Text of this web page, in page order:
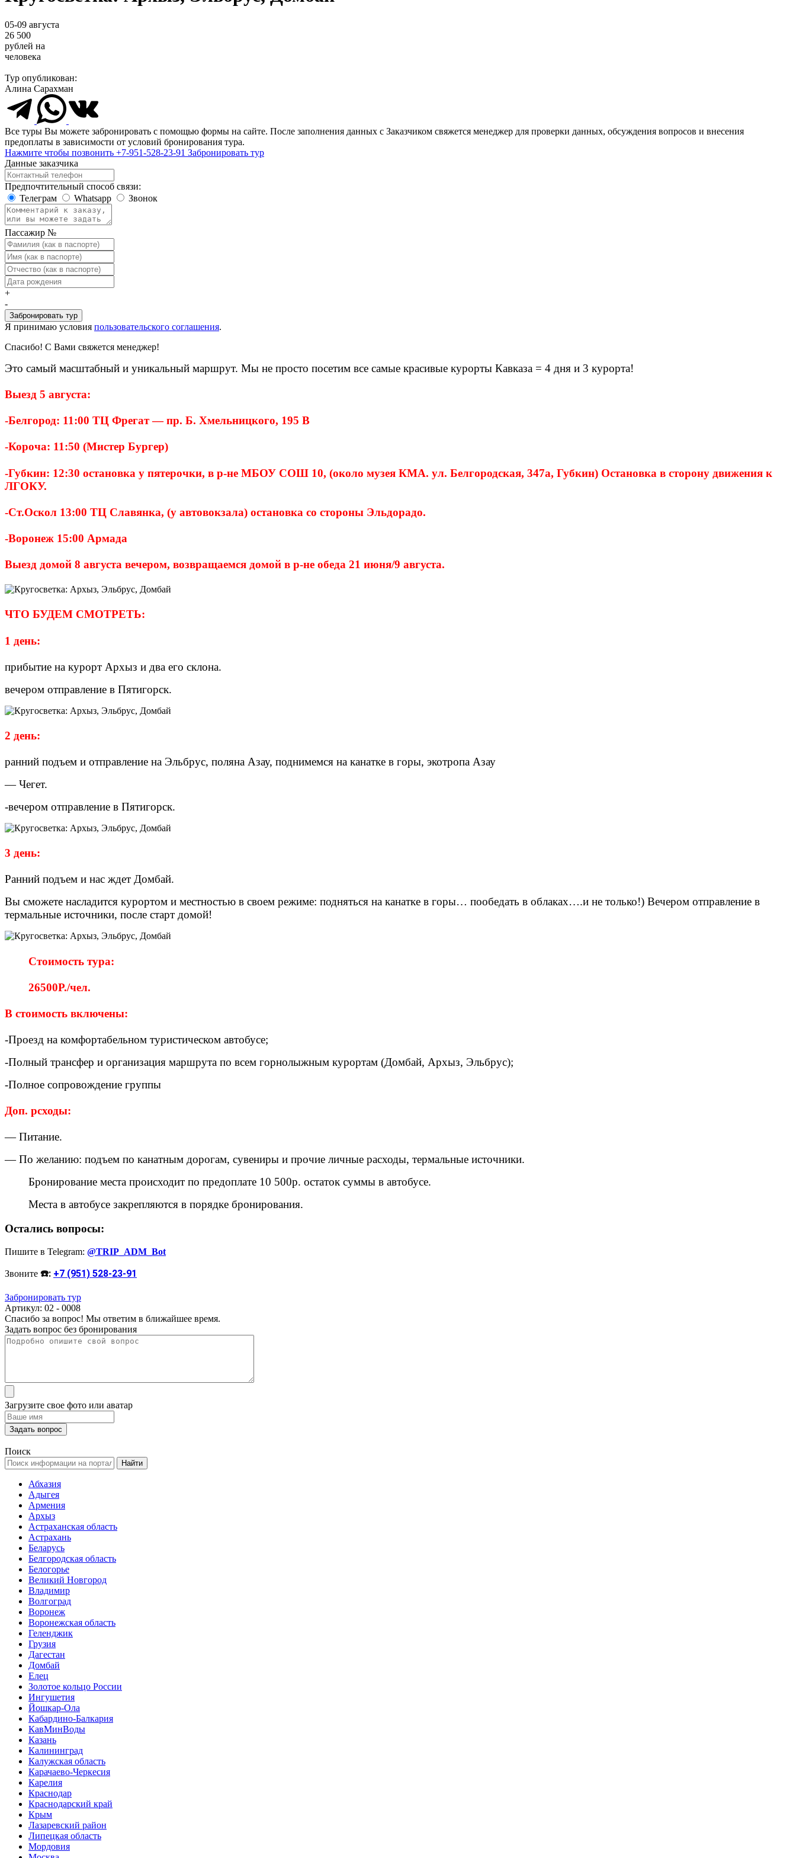
05-09 августа
26 500
рублей на
человека
Тур опубликован:
Алина Сарахман
Все туры Вы можете забронировать с помощью формы на сайте. После заполнения данных с Заказчиком свяжется менеджер для проверки данных, обсуждения вопросов и внесения
предоплаты в зависимости от условий бронирования тура.
Нажмите чтобы позвонить +7-951-528-23-91 Забронировать тур
Данные заказчика
Предпочтительный способ связи:
Телеграм
Whatsapp Звонок
Пассажир №
+
-
Забронировать тур
Я принимаю условия пользовательского соглашения.
Спасибо! С Вами свяжется менеджер!
Это самый масштабный и уникальный маршрут. Мы не просто посетим все самые красивые курорты Кавказа = 4 дня и 3 курорта!
Выезд 5 августа:
-Белгород: 11:00 ТЦ Фрегат — пр. Б. Хмельницкого, 195 В
-Короча: 11:50 (Мистер Бургер)
-Губкин: 12:30 остановка у пятерочки, в р-не МБОУ СОШ 10, (около музея КМА. ул. Белгородская, 347а, Губкин) Остановка в сторону движения к
ЛГОКУ.
-Ст.Оскол 13:00 ТЦ Славянка, (у автовокзала) остановка со стороны Эльдорадо.
-Воронеж 15:00 Армада
Выезд домой 8 августа вечером, возвращаемся домой в р-не обеда 21 июня/9 августа.
ЧТО БУДЕМ СМОТРЕТЬ:
1 день:
прибытие на курорт Архыз и два его склона.
вечером отправление в Пятигорск.
2 день:
ранний подъем и отправление на Эльбрус, поляна Азау, поднимемся на канатке в горы, экотропа Азау
— Чегет.
-вечером отправление в Пятигорск.
3 день:
Ранний подъем и нас ждет Домбай.
Вы сможете насладится курортом и местностью в своем режиме: подняться на канатке в горы… пообедать в облаках….и не только!) Вечером отправление в
термальные источники, после старт домой!
Стоимость тура:
26500Р./чел.
В стоимость включены:
-Проезд на комфортабельном туристическом автобусе;
-Полный трансфер и организация маршрута по всем горнолыжным курортам (Домбай, Архыз, Эльбрус);
-Полное сопровождение группы
Доп. рсходы:
— Питание.
— По желанию: подъем по канатным дорогам, сувениры и прочие личные расходы, термальные источники.
Бронирование места происходит по предоплате 10 500р. остаток суммы в автобусе.
Места в автобусе закрепляются в порядке бронирования.
Остались вопроcы:
Пишите в Telegram: @TRIP_ADM_Bot
Звоните ☎️: +7 (951) 528-23-91
Забронировать тур
Артикул: 02 - 0008
Спасибо за вопрос! Мы ответим в ближайшее время.
Задать вопрос без бронирования
Загрузите свое фото или аватар
Поиск
Найти
Абхазия
Адыгея
Армения
Архыз
Астраханская область
Астрахань
Беларусь
Белгородская область
Белогорье
Великий Новгород
Владимир
Волгоград
Воронеж
Воронежская область
Геленджик
Грузия
Дагестан
Домбай
Елец
Золотое кольцо России
Ингушетия
Йошкар-Ола
Кабардино-Балкария
КавМинВоды
Казань
Калининград
Калужская область
Карачаево-Черкесия
Карелия
Краснодар
Краснодарский край
Крым
Лазаревский район
Липецкая область
Мордовия